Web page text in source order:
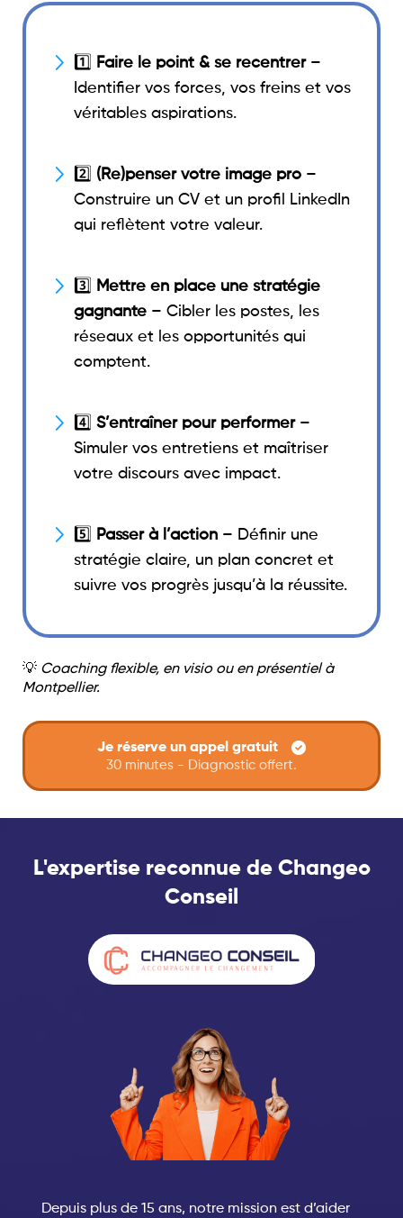
1️⃣ Faire le point & se recentrer–
Identifier vos forces, vos freins et vos
véritables aspirations.
2️⃣ (Re)penser votre image pro –
Construire un CV et un profil LinkedIn
qui reflètent votre valeur.
3️⃣
Mettre en place une stratégie
gagnante – Cibler les postes, les
réseaux et les opportunités qui
comptent.
4️⃣ S’entraîner pour performer–
Simuler vos entretiens et maîtriser
votre discours avec impact.
5️⃣ Passer à l’action – Définir une
stratégie claire, un plan concret et
suivre vos progrès jusqu’à la réussite.
💡 Coaching flexible, en visio ou en présentiel à
Montpellier.
Je réserve un appel gratuit
30 minutes - Diagnostic offert.
L'expertise reconnue de Changeo
Conseil
Depuis plus de 15 ans, notre mission est d’aider